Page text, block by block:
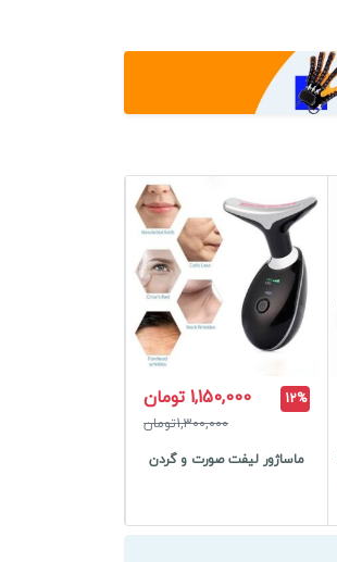
12% 1,150,000 تومان
1,300,000تومان
ماساژور لیفت صورت و گردن